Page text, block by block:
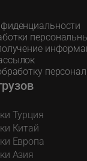
Турция
Китай
Европа
Азия